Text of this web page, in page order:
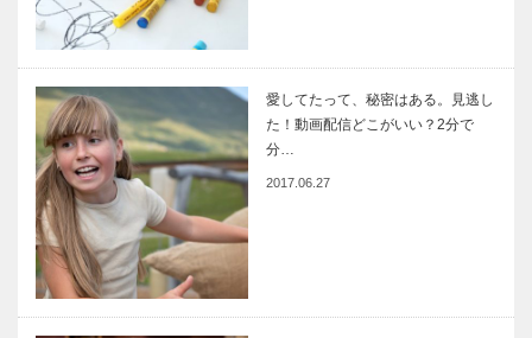
愛してたって、秘密はある。見逃し
た！動画配信どこがいい？2分で
分…
2017.06.27